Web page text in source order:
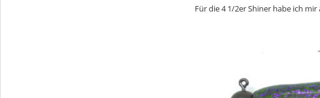
Für die 4 1/2er Shiner habe ich